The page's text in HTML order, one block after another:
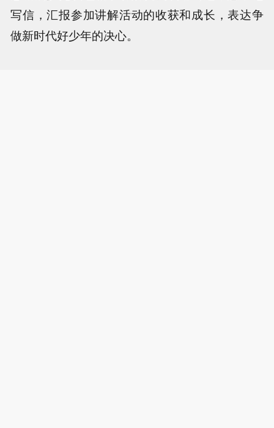
写信，汇报参加讲解活动的收获和成长，表达争
做新时代好少年的决心。